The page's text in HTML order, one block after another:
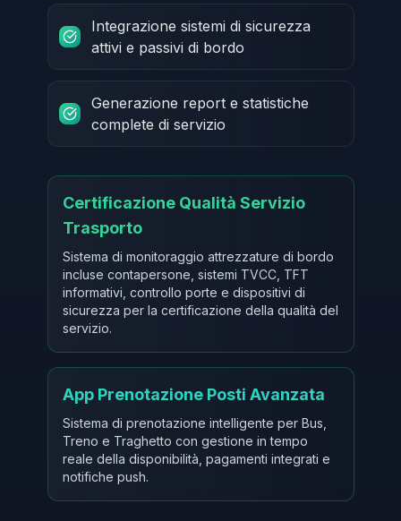
Integrazione sistemi di sicurezza
attivi e passivi di bordo
Generazione report e statistiche
complete di servizio
Certificazione Qualità Servizio
Trasporto
Sistema di monitoraggio attrezzature di bordo
incluse contapersone, sistemi TVCC, TFT
informativi, controllo porte e dispositivi di
sicurezza per la certificazione della qualità del
servizio.
App Prenotazione Posti Avanzata
Sistema di prenotazione intelligente per Bus,
Treno e Traghetto con gestione in tempo
reale della disponibilità, pagamenti integrati e
notifiche push.